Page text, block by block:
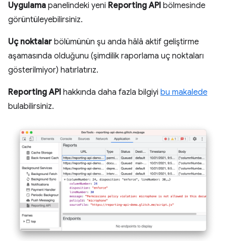
Uygulama panelindeki yeni Reporting API bölmesinde
görüntüleyebilirsiniz.
Uç noktalar bölümünün şu anda hâlâ aktif geliştirme
aşamasında olduğunu (şimdilik raporlama uç noktaları
gösterilmiyor) hatırlatırız.
Reporting API hakkında daha fazla bilgiyi bu makalede
bulabilirsiniz.